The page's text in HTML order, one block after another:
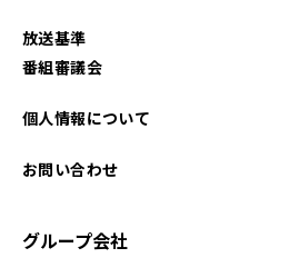
2023年04月
放送基準
番組審議会
個人情報について
お問い合わせ
グループ会社